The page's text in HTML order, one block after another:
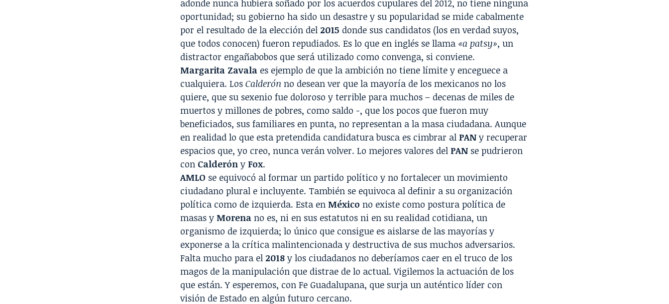
adonde nunca hubiera soñado por los acuerdos cupulares del 2012, no tiene ninguna
oportunidad; su gobierno ha sido un desastre y su popularidad se mide cabalmente
por el resultado de la elección del 2015 donde sus candidatos (los en verdad suyos,
que todos conocen) fueron repudiados. Es lo que en inglés se llama «a patsy», un
distractor engañabobos que será utilizado como convenga, si conviene.
Margarita Zavala es ejemplo de que la ambición no tiene límite y enceguece a
cualquiera. Los Calderón no desean ver que la mayoría de los mexicanos no los
quiere, que su sexenio fue doloroso y terrible para muchos – decenas de miles de
muertos y millones de pobres, como saldo -, que los pocos que fueron muy
beneficiados, sus familiares en punta, no representan a la masa ciudadana. Aunque
en realidad lo que esta pretendida candidatura busca es cimbrar al PAN y recuperar
espacios que, yo creo, nunca verán volver. Lo mejores valores del PAN se pudrieron
con Calderón y Fox.
AMLO se equivocó al formar un partido político y no fortalecer un movimiento
ciudadano plural e incluyente. También se equivoca al definir a su organización
política como de izquierda. Esta en México no existe como postura política de
masas y Morena no es, ni en sus estatutos ni en su realidad cotidiana, un
organismo de izquierda; lo único que consigue es aislarse de las mayorías y
exponerse a la crítica malintencionada y destructiva de sus muchos adversarios.
Falta mucho para el 2018 y los ciudadanos no deberíamos caer en el truco de los
magos de la manipulación que distrae de lo actual. Vigilemos la actuación de los
que están. Y esperemos, con Fe Guadalupana, que surja un auténtico líder con
visión de Estado en algún futuro cercano.